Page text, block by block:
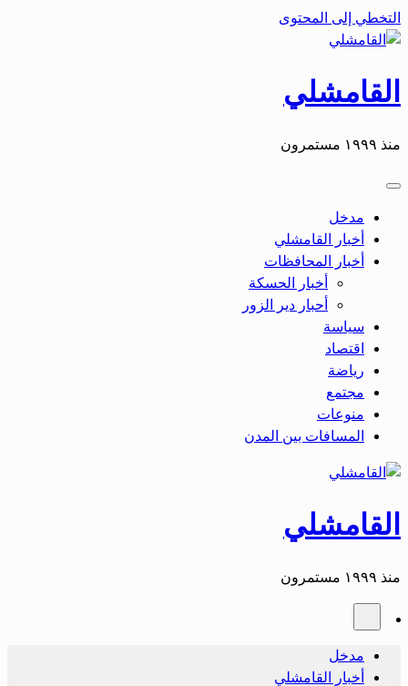
التخطي إلى المحتوى
القامشلي
منذ ١٩٩٩ مستمرون
مدخل
أخبار القامشلي
أخبار المحافظات
أخبار الحسكة
أحبار دير الزور
سياسة
اقتصاد
رياضة
مجتمع
منوعات
المسافات بين المدن
القامشلي
منذ ١٩٩٩ مستمرون
مدخل
أخبار القامشلي